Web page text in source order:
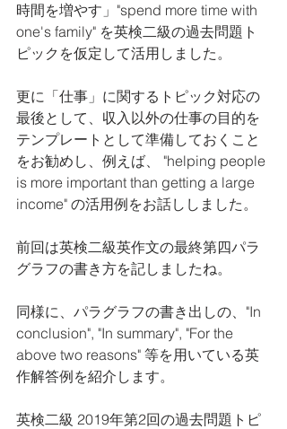
時間を増やす」"spend more time with
one's family" を英検二級の過去問題ト
ピックを仮定して活用しました。
更に「仕事」に関するトピック対応の
最後として、収入以外の仕事の目的を
テンプレートとして準備しておくこと
をお勧めし、例えば、 "helping people
is more important than getting a large
income" の活用例をお話ししました。
前回は英検二級英作文の最終第四パラ
グラフの書き方を記しましたね。
同様に、パラグラフの書き出しの、"In
conclusion", "In summary", "For the
above two reasons" 等を用いている英
作解答例を紹介します。
英検二級 2019年第2回の過去問題トピ